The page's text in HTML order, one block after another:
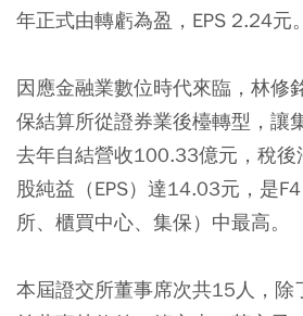
年正式由轉虧為盈，EPS 2.24元。
因應金融業數位時代來臨，林修
保結算所從證券業後檯轉型，讓
去年自結營收100.33億元，稅
股純益（EPS）達14.03元，是
所、櫃買中心、集保）中最高。
本屆證交所董事席次共15人，除